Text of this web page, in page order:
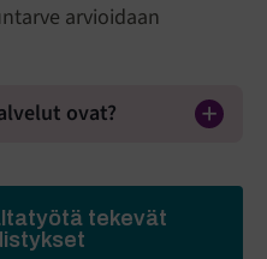
arvioidaan
ovat?
tekevät